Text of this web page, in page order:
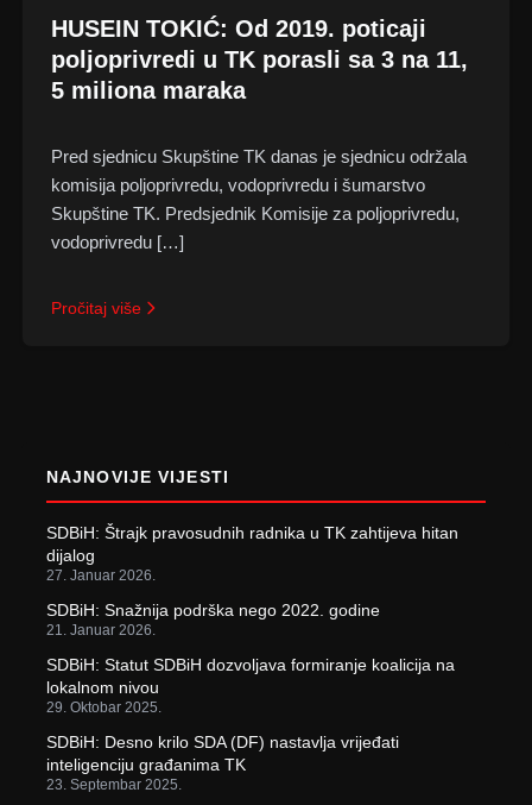
HUSEIN TOKIĆ: Od 2019. poticaji
poljoprivredi u TK porasli sa 3 na 11,
5 miliona maraka
Pred sjednicu Skupštine TK danas je sjednicu održala
komisija poljoprivredu, vodoprivredu i šumarstvo
Skupštine TK. Predsjednik Komisije za poljoprivredu,
vodoprivredu […]
Pročitaj više
NAJNOVIJE VIJESTI
SDBiH: Štrajk pravosudnih radnika u TK zahtijeva hitan
dijalog
27. Januar 2026.
SDBiH: Snažnija podrška nego 2022. godine
21. Januar 2026.
SDBiH: Statut SDBiH dozvoljava formiranje koalicija na
lokalnom nivou
29. Oktobar 2025.
SDBiH: Desno krilo SDA (DF) nastavlja vrijeđati
inteligenciju građanima TK
23. Septembar 2025.